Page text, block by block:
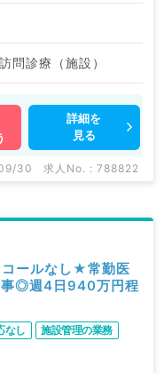
問診療（施設）
詳細を
見る
30 求人No. : 788822
コールなし★常勤医
事◎週4日940万円程
なし
施設管理の業務